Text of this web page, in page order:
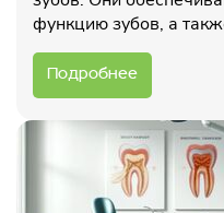
функцию зубов, а
Подробнее